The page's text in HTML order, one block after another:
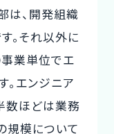
は、開発組織
。それ以外に
事業単位でエ
。エンジニア
数ほどは業務
規模について